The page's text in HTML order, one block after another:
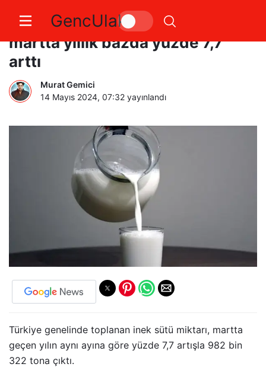
GencUlak
Toplanan inek sütü miktarı
martta yıllık bazda yüzde 7,7
arttı
Murat Gemici
14 Mayıs 2024, 07:32 yayınlandı
Türkiye genelinde toplanan inek sütü miktarı, martta
geçen yılın aynı ayına göre yüzde 7,7 artışla 982 bin
322 tona çıktı.